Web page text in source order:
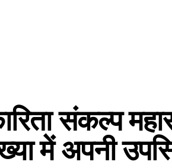
संकल्प
में अपनी